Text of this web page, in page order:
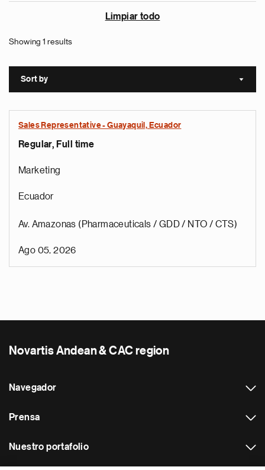
Limpiar todo
Showing 1 results
Sort by Sort
Sales Representative - Guayaquil, Ecuador
Regular, Full time
Marketing
Ecuador
Av. Amazonas (Pharmaceuticals / GDD / NTO / CTS)
Ago 05, 2026
Novartis Andean & CAC region
Navegador
Prensa
Nuestro portafolio